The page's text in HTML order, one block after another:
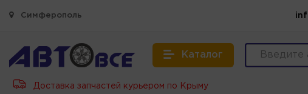
Симферополь
Каталог
Доставка запчастей курьером по Крыму